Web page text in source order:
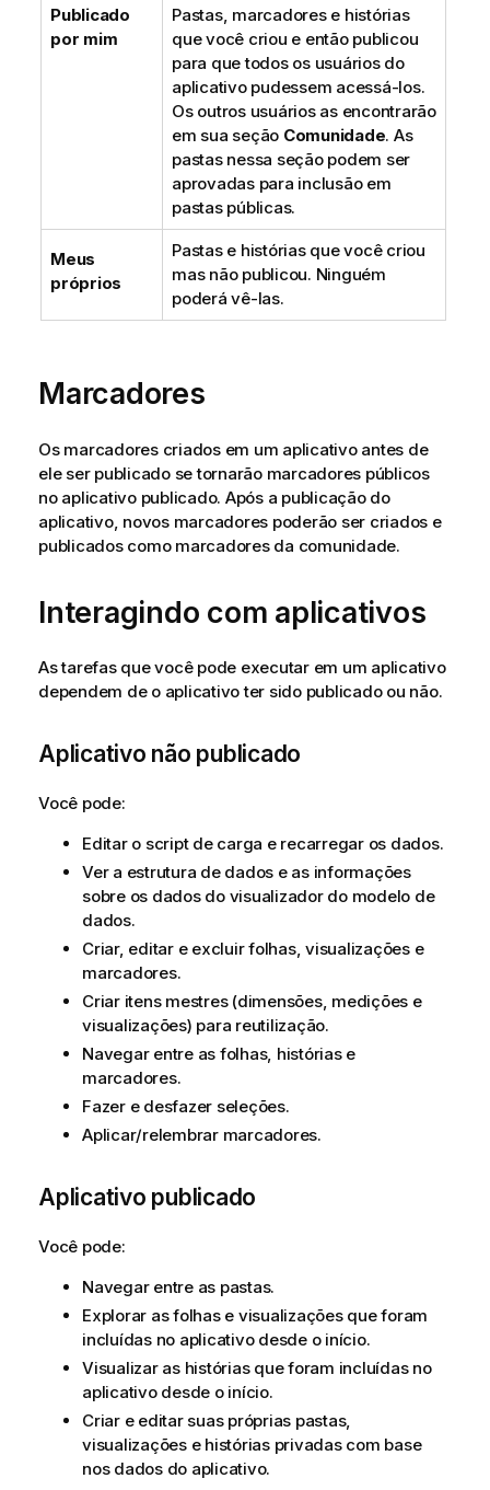
Publicado
por mim
Pastas, marcadores e histórias
que você criou e então publicou
para que todos os usuários do
aplicativo pudessem acessá-los.
Os outros usuários as encontrarão
em sua seção Comunidade. As
pastas nessa seção podem ser
aprovadas para inclusão em
pastas públicas.
Meus
próprios
Pastas e histórias que você criou
mas não publicou. Ninguém
poderá vê-las.
Marcadores
Os marcadores criados em um aplicativo antes de
ele ser publicado se tornarão marcadores públicos
no aplicativo publicado. Após a publicação do
aplicativo, novos marcadores poderão ser criados e
publicados como marcadores da comunidade.
Interagindo com aplicativos
As tarefas que você pode executar em um aplicativo
dependem de o aplicativo ter sido publicado ou não.
Aplicativo não publicado
Você pode:
Editar o script de carga e recarregar os dados.
Ver a estrutura de dados e as informações
sobre os dados do visualizador do modelo de
dados.
Criar, editar e excluir folhas, visualizações e
marcadores.
Criar itens mestres (dimensões, medições e
visualizações) para reutilização.
Navegar entre as folhas, histórias e
marcadores.
Fazer e desfazer seleções.
Aplicar/relembrar marcadores.
Aplicativo publicado
Você pode:
Navegar entre as pastas.
Explorar as folhas e visualizações que foram
incluídas no aplicativo desde o início.
Visualizar as histórias que foram incluídas no
aplicativo desde o início.
Criar e editar suas próprias pastas,
visualizações e histórias privadas com base
nos dados do aplicativo.